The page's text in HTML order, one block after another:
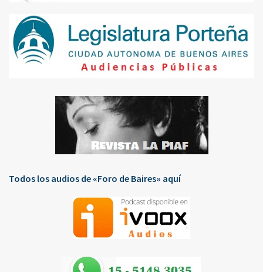
Todos los audios de «Foro de Baires» aquí